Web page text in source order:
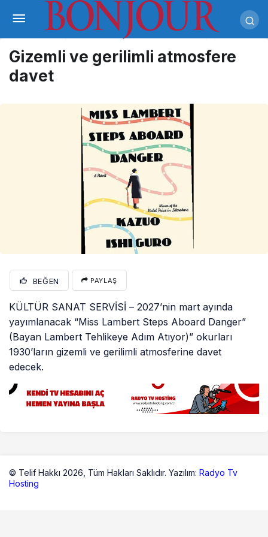
Gizemli ve gerilimli atmosfere
davet
BEĞEN PAYLAŞ
KÜLTÜR SANAT SERVİSİ – 2027’nin mart ayında
yayımlanacak “Miss Lambert Steps Aboard Danger”
(Bayan Lambert Tehlikeye Adım Atıyor)” okurları
1930’ların gizemli ve gerilimli atmosferine davet
edecek.
© Telif Hakkı 2026, Tüm Hakları Saklıdır. Yazılım: Radyo Tv
Hosting